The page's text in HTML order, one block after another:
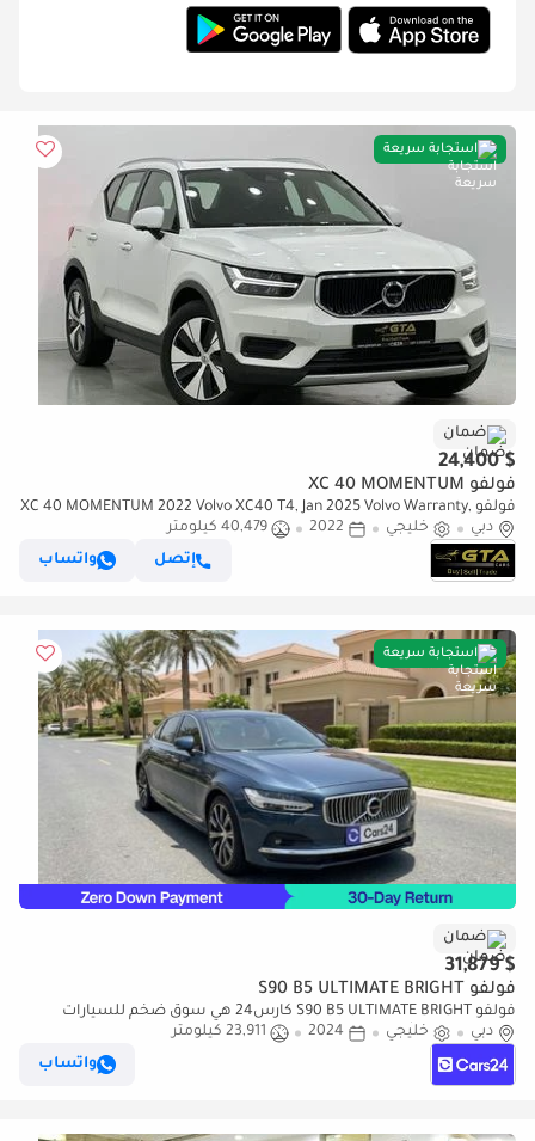
استجابة سريعة
ضمان
$ 24,400
فولفو XC 40 MOMENTUM
فولفو XC 40 MOMENTUM 2022 Volvo XC40 T4, Jan 2025 Volvo Warranty,
Full Volvo Service History, Low Kms, GCC
دبي خليجي 2022
40,479 كيلومتر
إتصل
واتساب
استجابة سريعة
ضمان
$ 31,879
فولفو S90 B5 ULTIMATE BRIGHT
فولفو S90 B5 ULTIMATE BRIGHT كارس24 هي سوق ضخم للسيارات
المستعملة موثوق ومضمون ٪كارس24 هي سوق ضخم للسيارات
المستعملة موثوق ومضمون
دبي خليجي 2024
23,911 كيلومتر
واتساب